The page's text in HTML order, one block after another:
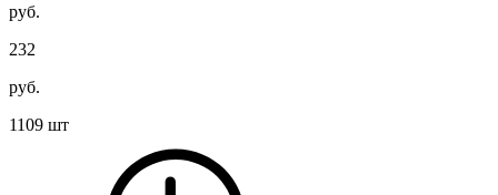
руб.
232
руб.
1109 шт